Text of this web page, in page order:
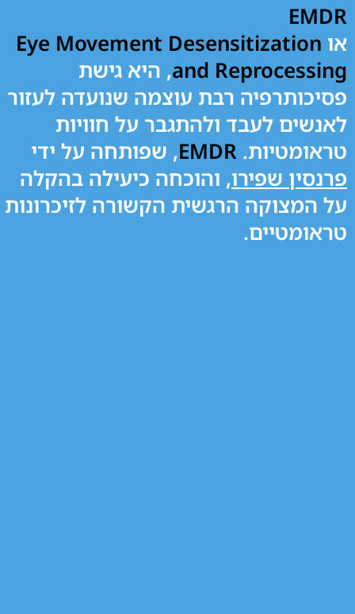
EMDR
או Eye Movement Desensitization
and Reprocessing, היא גישת
פסיכותרפיה רבת עוצמה שנועדה לעזור
לאנשים לעבד ולהתגבר על חוויות
טראומטיות. EMDR, שפותחה על ידי
פרנסין שפירו, והוכחה כיעילה בהקלה
על המצוקה הרגשית הקשורה לזיכרונות
טראומטיים.